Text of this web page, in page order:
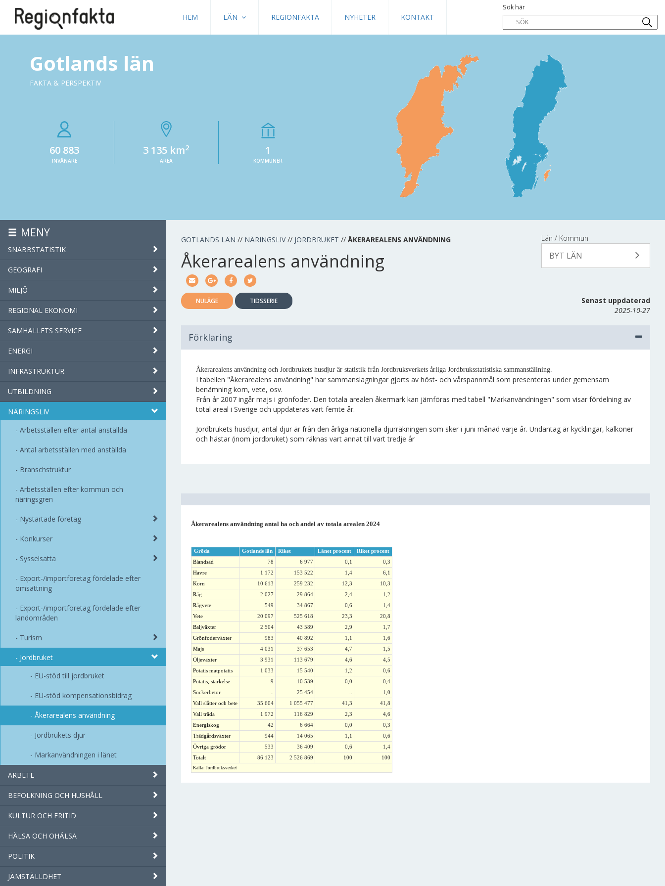
HEM LÄN REGIONFAKTA NYHETER KONTAKT
Sök här
Gotlands län
FAKTA & PERSPEKTIV
60 883
INVÅNARE
3 135 km2
AREA
1
KOMMUNER
MENY
SNABBSTATISTIK
GEOGRAFI
MILJÖ
REGIONAL EKONOMI
SAMHÄLLETS SERVICE
ENERGI
INFRASTRUKTUR
UTBILDNING
NÄRINGSLIV
Arbetsställen efter antal anställda
Antal arbetsställen med anställda
Branschstruktur
Arbetsställen efter kommun och
näringsgren
Nystartade företag
Konkurser
Sysselsatta
Export-/importföretag fördelade efter
omsättning
Export-/importföretag fördelade efter
landområden
Turism
Jordbruket
EU-stöd till jordbruket
EU-stöd kompensationsbidrag
Åkerarealens användning
Jordbrukets djur
Markanvändningen i länet
ARBETE
BEFOLKNING OCH HUSHÅLL
KULTUR OCH FRITID
HÄLSA OCH OHÄLSA
POLITIK
JÄMSTÄLLDHET
GOTLANDS LÄN // NÄRINGSLIV// JORDBRUKET // ÅKERAREALENS ANVÄNDNING Län / Kommun
BYT LÄN
Åkerarealens användning
NULÄGE TIDSSERIE
Senast uppdaterad
2025-10-27
Förklaring
Åkerarealens användning och Jordbrukets husdjur är statistik från Jordbruksverkets årliga Jordbruksstatistiska sammanställning.
I tabellen "Åkerarealens användning" har sammanslagningar gjorts av höst- och vårspannmål som presenteras under gemensam
benämning korn, vete, osv.
Från år 2007 ingår majs i grönfoder. Den totala arealen åkermark kan jämföras med tabell "Markanvändningen" som visar fördelning av
total areal i Sverige och uppdateras vart femte år.
Jordbrukets husdjur; antal djur är från den årliga nationella djurräkningen som sker i juni månad varje år. Undantag är kycklingar, kalkoner
och hästar (inom jordbruket) som räknas vart annat till vart tredje år
Åkerarealens användning antal ha och andel av totala arealen 2024
Gröda Gotlands län Riket Länet procent
Riket procent
Blandsäd
78 6 977 0,1
0,3
Havre
1 172 153 522 1,4
6,1
Korn
10 613 259 232 12,3
10,3
Råg
2 027 29 864 2,4
1,2
Rågvete
549 34 867 0,6
1,4
Vete
20 097 525 618 23,3
20,8
Baljväxter
2 504 43 589 2,9
1,7
Grönfoderväxter
983 40 892 1,1
1,6
Majs
4 031 37 653 4,7
1,5
Oljeväxter
3 931 113 679 4,6
4,5
Potatis matpotatis
1 033 15 540 1,2
0,6
Potatis, stärkelse
9 10 539 0,0
0,4
Sockerbetor
25 454
1,0
Vall slåtter och bete
35 604 1 055 477 41,3
41,8
Vall träda
1 972 116 829 2,3
4,6
Energiskog
42 6 664 0,0
0,3
Trädgårdsväxter
944 14 065 1,1
0,6
Övriga grödor
533 36 409 0,6
1,4
Totalt
86 123 2 526 869 100 100
Källa: Jordbruksverket